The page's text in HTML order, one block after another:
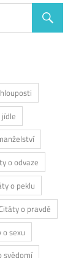
o odvaze
o peklu
o pravdě
sexu
svědomí